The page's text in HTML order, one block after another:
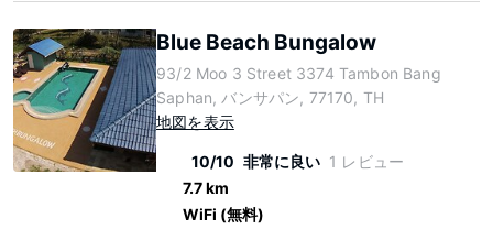
Blue Beach Bungalow
93/2 Moo 3 Street 3374 Tambon Bang
Saphan, バンサパン, 77170, TH
地図を表示
10/10 非常に良い 1 レビュー
7.7 km
WiFi (無料)